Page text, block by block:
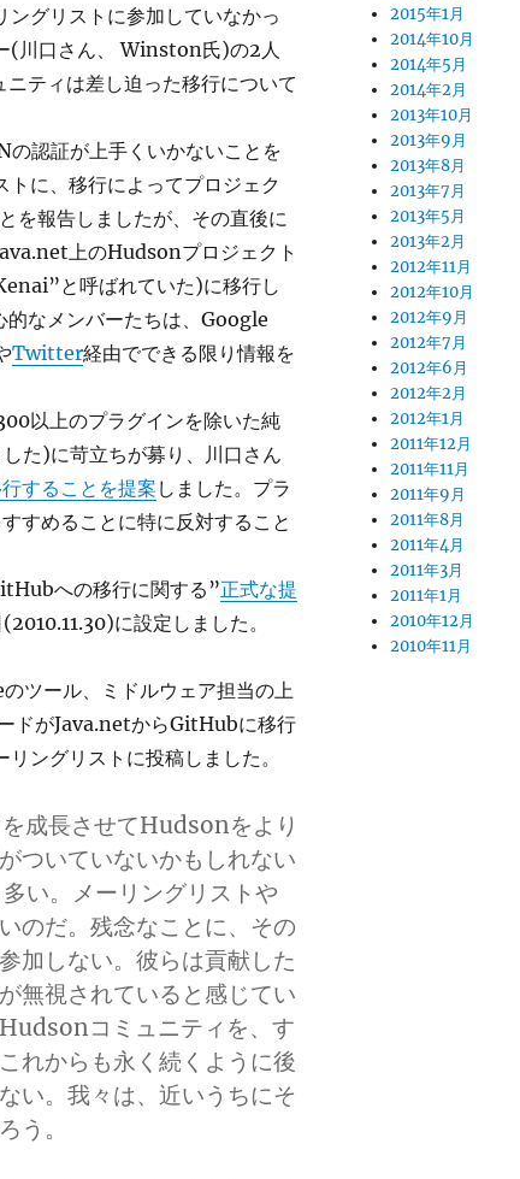
ングリストに参加していなかっ
(川口さん、 Winston氏)の2人
ティは差し迫った移行について
認証が上手くいかないことを
に、移行によってプロジェク
を報告しましたが、その直後に
上のHudsonプロジェクト
と呼ばれていた)に移行し
なメンバーたちは、Google
Twitter経由でできる限り情報を
以上のプラグインを除いた純
た)に苛立ちが募り、川口さん
することを提案しました。プラ
すめることに特に反対すること
への移行に関する”正式な提
に設定しました。
ツール、ミドルウェア担当の上
ドがJava.netからGitHubに移行
リングリストに投稿しました。
成長させてHudsonをより
ついていないかもしれない
い。メーリングリストや
のだ。残念なことに、その
加しない。彼らは貢献した
無視されていると感じてい
コミュニティを、す
れからも永く続くように後
い。我々は、近いうちにそ
う。
2015年1月
2014年10月
2014年5月
2014年2月
2013年10月
2013年9月
2013年8月
2013年7月
2013年5月
2013年2月
2012年11月
2012年10月
2012年9月
2012年7月
2012年6月
2012年2月
2012年1月
2011年12月
2011年11月
2011年9月
2011年8月
2011年4月
2011年3月
2011年1月
2010年12月
2010年11月